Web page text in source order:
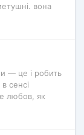
вона
— це і робить
сенсі
любов, як